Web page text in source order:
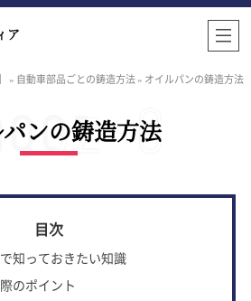
ア
» 自動車部品ごとの鋳造方法» オイルパンの鋳造方法
ンの鋳造方法
知っておきたい知識
のポイント